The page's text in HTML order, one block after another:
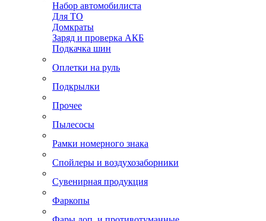
Набор автомобилиста
Для ТО
Домкраты
Заряд и проверка АКБ
Подкачка шин
Оплетки на руль
Подкрылки
Прочее
Пылесосы
Рамки номерного знака
Спойлеры и воздухозаборники
Сувенирная продукция
Фаркопы